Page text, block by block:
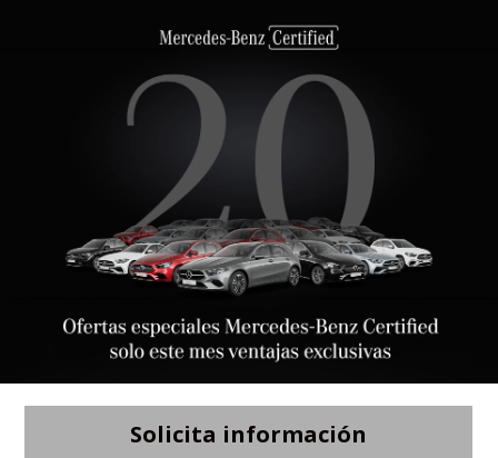
Solicita información